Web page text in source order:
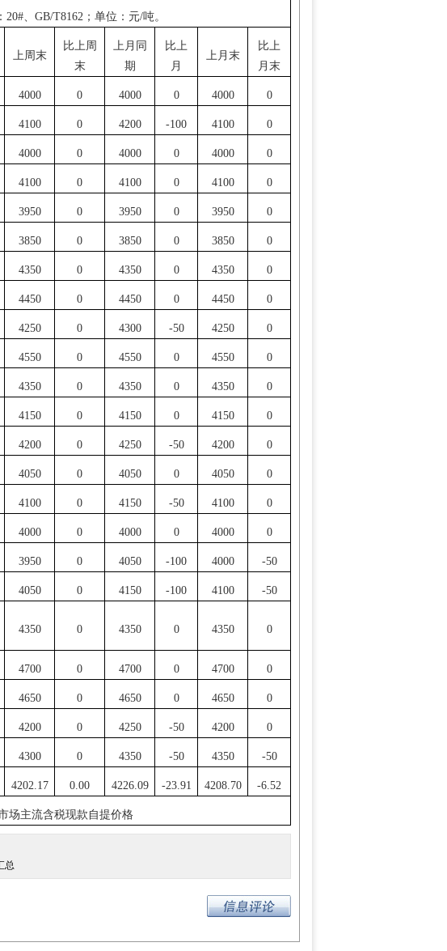
20#、 GB/T8162；单位：元/吨。
上周末
比上周
末
上月同
期
比上
月
上月末
比上
月末
4000 0 4000 0 4000 0
4100 0 4200 -100 4100 0
4000 0 4000 0 4000 0
4100 0 4100 0 4100 0
3950 0 3950 0 3950 0
3850 0 3850 0 3850 0
4350 0 4350 0 4350 0
4450 0 4450 0 4450 0
4250 0 4300 -50 4250 0
4550 0 4550 0 4550 0
4350 0 4350 0 4350 0
4150 0 4150 0 4150 0
4200 0 4250 -50 4200 0
4050 0 4050 0 4050 0
4100 0 4150 -50 4100 0
4000 0 4000 0 4000 0
3950 0 4050 -100 4000 -50
4050 0 4150 -100 4100 -50
4350 0 4350 0 4350 0
4700 0 4700 0 4700 0
4650 0 4650 0 4650 0
4200 0 4250 -50 4200 0
4300 0 4350 -50 4350 -50
4202.17 0.00 4226.09 -23.91 4208.70 -6.52
场主流含税现款自提价格
总